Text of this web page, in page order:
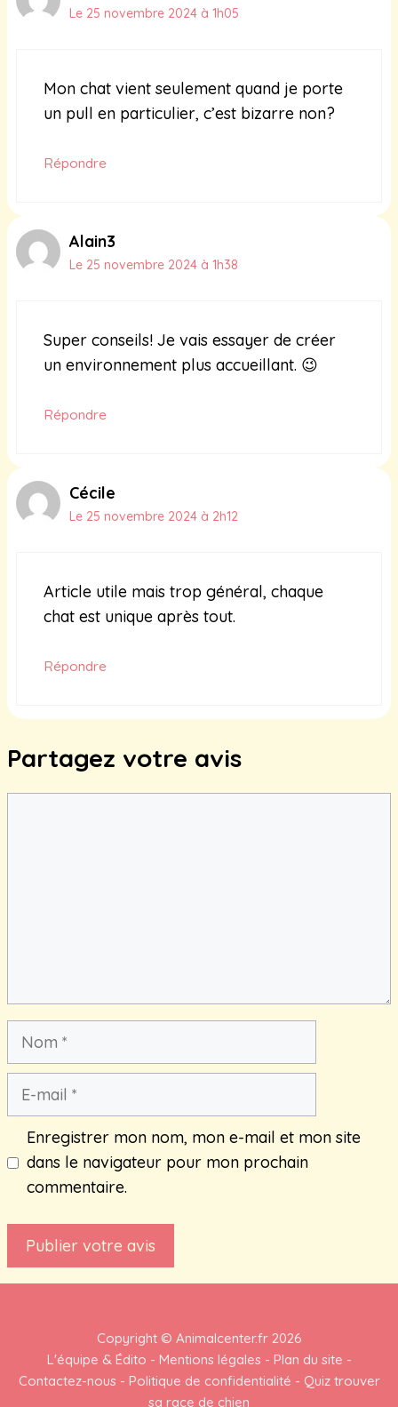
Le 25 novembre 2024 à 1h05
Mon chat vient seulement quand je porte
un pull en particulier, c’est bizarre non?
Répondre
Alain3
Le 25 novembre 2024 à 1h38
Super conseils! Je vais essayer de créer
un environnement plus accueillant. 😉
Répondre
Cécile
Le 25 novembre 2024 à 2h12
Article utile mais trop général, chaque
chat est unique après tout.
Répondre
Partagez votre avis
Nom
Enregistrer mon nom, mon e-mail et mon site
dans le navigateur pour mon prochain
commentaire.
Copyright © Animalcenter.fr 2026
L'équipe & Édito - Mentions légales - Plan du site -
Contactez-nous - Politique de confidentialité - Quiz trouver
sa race de chien